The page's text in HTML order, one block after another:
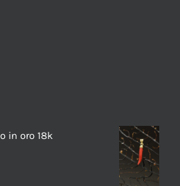
in oro 18k